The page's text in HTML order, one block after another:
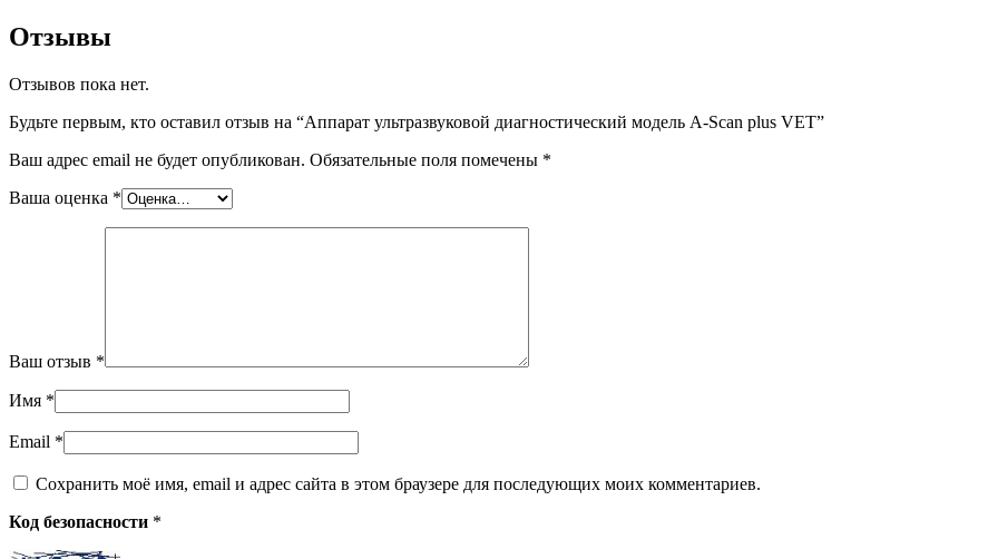
Отзывы
Отзывов пока нет.
Будьте первым, кто оставил отзыв на “Аппарат ультразвуковой диагностический модель A-Scan plus VET”
Ваш адрес email не будет опубликован. Обязательные поля помечены *
Ваша оценка *
Ваш отзыв *
Имя *
Email *
Сохранить моё имя, email и адрес сайта в этом браузере для последующих моих комментариев.
Код безопасности *